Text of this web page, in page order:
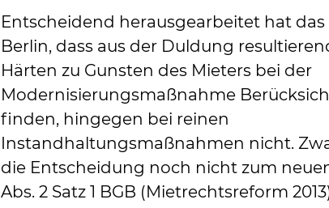
Entscheidend herausgearbeitet hat das
Berlin, dass aus der Duldung
Härten zu Gunsten des Mieters bei der
Modernisierungsmaßnahme
finden, hingegen bei reinen
Instandhaltungsmaßnahmen nicht.
die Entscheidung noch nicht zum
Abs. 2 Satz 1 BGB (Mietrechtsreform